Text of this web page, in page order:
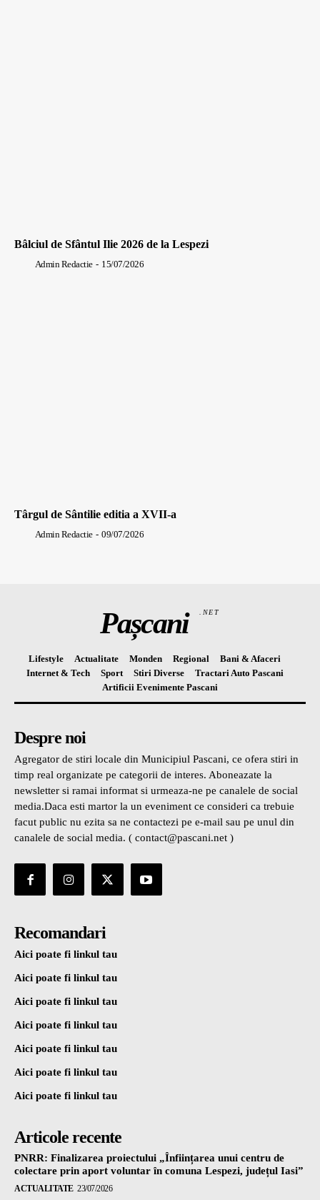
Bâlciul de Sfântul Ilie 2026 de la Lespezi
Admin Redactie - 15/07/2026
Târgul de Sântilie editia a XVII-a
Admin Redactie - 09/07/2026
Pașcani .NET
Lifestyle Actualitate Monden Regional
Bani & Afaceri
Internet & Tech
Sport Stiri Diverse
Tractari Auto Pascani
Artificii Evenimente Pascani
Despre noi
Agregator de stiri locale din Municipiul Pascani, ce ofera stiri in
timp real organizate pe categorii de interes. Aboneazate la
newsletter si ramai informat si urmeaza-ne pe canalele de social
media.Daca esti martor la un eveniment ce consideri ca trebuie
facut public nu ezita sa ne contactezi pe e-mail sau pe unul din
canalele de social media. ( contact@pascani.net )
Recomandari
Aici poate fi linkul tau
Aici poate fi linkul tau
Aici poate fi linkul tau
Aici poate fi linkul tau
Aici poate fi linkul tau
Aici poate fi linkul tau
Aici poate fi linkul tau
Articole recente
PNRR: Finalizarea proiectului „Înființarea unui centru de
colectare prin aport voluntar în comuna Lespezi, județul Iasi”
ACTUALITATE 23/07/2026